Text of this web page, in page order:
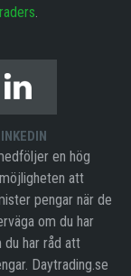
en hög
att
pengar när de
om du har
du har råd att
Daytrading.se